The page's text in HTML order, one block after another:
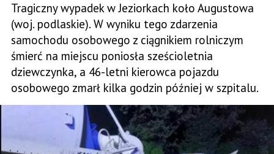
Tragiczny wypadek w Jeziorkach koło Augustowa
(woj. podlaskie). W wyniku tego zdarzenia
samochodu osobowego z ciągnikiem rolniczym
śmierć na miejscu poniosła sześcioletnia
dziewczynka, a 46-letni kierowca pojazdu
osobowego zmarł kilka godzin później w szpitalu.